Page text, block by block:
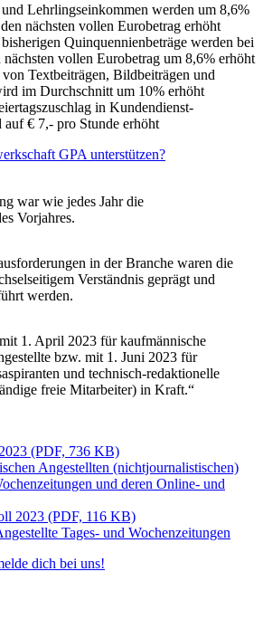
Lehrlingseinkommen werden um 8,6%
nächsten vollen Eurobetrag erhöht
Quinquennienbeträge werden bei
vollen Eurobetrag um 8,6% erhöht
Textbeiträgen, Bildbeiträgen und
im Durchschnitt um 10% erhöht
in Kundendienst-
€ 7,- pro Stunde erhöht
GPA unterstützen?
war wie jedes Jahr die
Vorjahres.
in der Branche waren die
Verständnis geprägt und
werden.
1. April 2023 für kaufmännische
bzw. mit 1. Juni 2023 für
und technisch-redaktionelle
freie Mitarbeiter) in Kraft.“
(PDF, 736 KB)
Angestellten (nichtjournalistischen)
und deren Online- und
2023 (PDF, 116 KB)
Tages- und Wochenzeitungen
dich bei uns!